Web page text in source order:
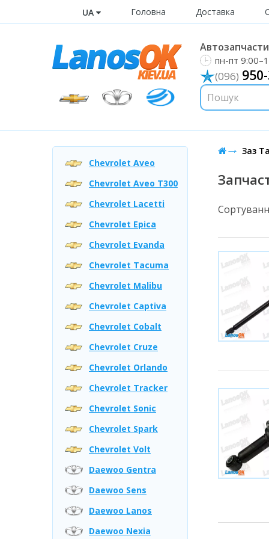
UA Головна Доставка
пн-пт
(096)
Chevrolet Aveo
Chevrolet Aveo T300
Chevrolet Lacetti
Chevrolet Epica
Chevrolet Evanda
Chevrolet Tacuma
Chevrolet Malibu
Chevrolet Captiva
Chevrolet Cobalt
Chevrolet Cruze
Chevrolet Orlando
Chevrolet Tracker
Chevrolet Sonic
Chevrolet Spark
Chevrolet Volt
Daewoo Gentra
Daewoo Sens
Daewoo Lanos
Daewoo Nexia
Заз